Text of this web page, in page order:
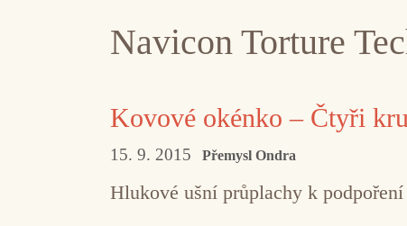
Navicon Torture
Kovové okénko – Čtyři
15. 9. 2015 Přemysl Ondra
Hlukové ušní průplachy k